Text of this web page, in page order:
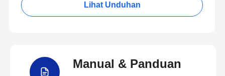
Lihat Unduhan
Manual & Panduan